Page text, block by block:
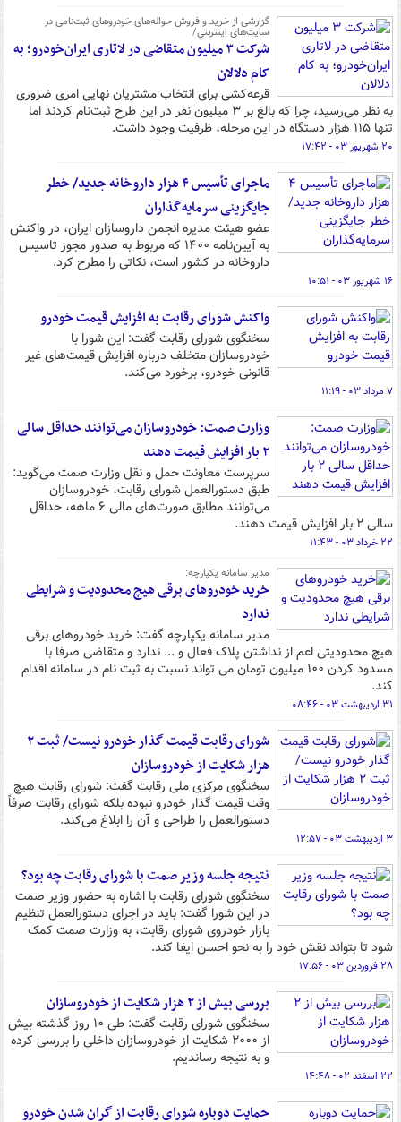
گزارشی از خرید و فروش حواله‌های خودروهای ثبت‌نامی در
سایت‌های اینترنتی/
شرکت ۳ میلیون متقاضی در لاتاری ایران‌خودرو؛ به
کام دلالان
قرعه‌کشی برای انتخاب مشتریان نهایی امری ضروری
به نظر می‌رسید، چرا که بالغ بر ۳ میلیون نفر در این طرح ثبت‌نام کردند اما
تنها ۱۱۵ هزار دستگاه در این مرحله، ظرفیت وجود داشت.
۲۰ شهریور ۰۳ - ۱۷:۴۲
ماجرای تأسیس ۴ هزار داروخانه جدید/ خطر
جایگزینی سرمایه‌گذاران
عضو هیئت مدیره انجمن داروسازان ایران، در واکنش
به آیین‌نامه ۱۴۰۰ که مربوط به صدور مجوز تاسیس
داروخانه در کشور است، نکاتی را مطرح کرد.
۱۶ شهریور ۰۳ - ۱۰:۵۱
واکنش شورای رقابت به افزایش قیمت خودرو
سخنگوی شورای رقابت گفت: این شورا با
خودروسازان متخلف درباره افزایش قیمت‌های غیر
قانونی خودرو، برخورد می‌کند.
۷ مرداد ۰۳ - ۱۱:۱۹
وزارت صمت: خودروسازان می‌توانند حداقل سالی‌
۲ بار افزایش قیمت دهند
سرپرست معاونت حمل و نقل وزارت صمت می‌گوید:
طبق دستورالعمل شورای رقابت، خودروسازان
می‌توانند مطابق صورت‌های مالی ۶ ماهه، حداقل
سالی ۲ بار افزایش قیمت دهند.
۲۲ خرداد ۰۳ - ۱۱:۴۳
مدیر سامانه یکپارچه:
خرید خودروهای برقی هیچ محدودیت و شرایطی
ندارد
مدیر سامانه یکپارچه گفت: خرید خودروهای برقی
هیچ محدودیتی اعم از نداشتن پلاک فعال و ... ندارد و متقاضی صرفا با
مسدود کردن ۱۰۰ میلیون تومان می تواند نسبت به ثبت نام در سامانه اقدام
کند.
۳۱ اردیبهشت ۰۳ - ۰۸:۴۶
شورای رقابت قیمت گذار خودرو نیست/ ثبت ۲
هزار شکایت از خودروسازان
سخنگوی مرکزی ملی رقابت گفت: شورای رقابت هیچ
وقت قیمت گذار خودرو نبوده بلکه شورای رقابت صرفاً
دستورالعمل را طراحی و آن را ابلاغ می‌کند.
۳ اردیبهشت ۰۳ - ۱۲:۵۷
نتیجه جلسه وزیر صمت با شورای رقابت چه بود؟
سخنگوی شورای رقابت با اشاره به حضور وزیر صمت
در این شورا گفت: باید در اجرای دستورالعمل تنظیم
بازار خودروی شورای رقابت، به وزارت صمت کمک
شود تا بتواند نقش خود را به نحو احسن ایفا کند.
۲۸ فروردین ۰۳ - ۱۷:۵۶
بررسی بیش از ۲ هزار شکایت از خودروسازان
سخنگوی شورای رقابت گفت: طی ۱۰ روز گذشته بیش
از ۲۰۰۰ شکایت از خودروسازان داخلی را بررسی کرده
و به نتیجه رساندیم.
۲۲ اسفند ۰۲ - ۱۴:۴۸
حمایت دوباره شورای رقابت از گران شدن خودرو